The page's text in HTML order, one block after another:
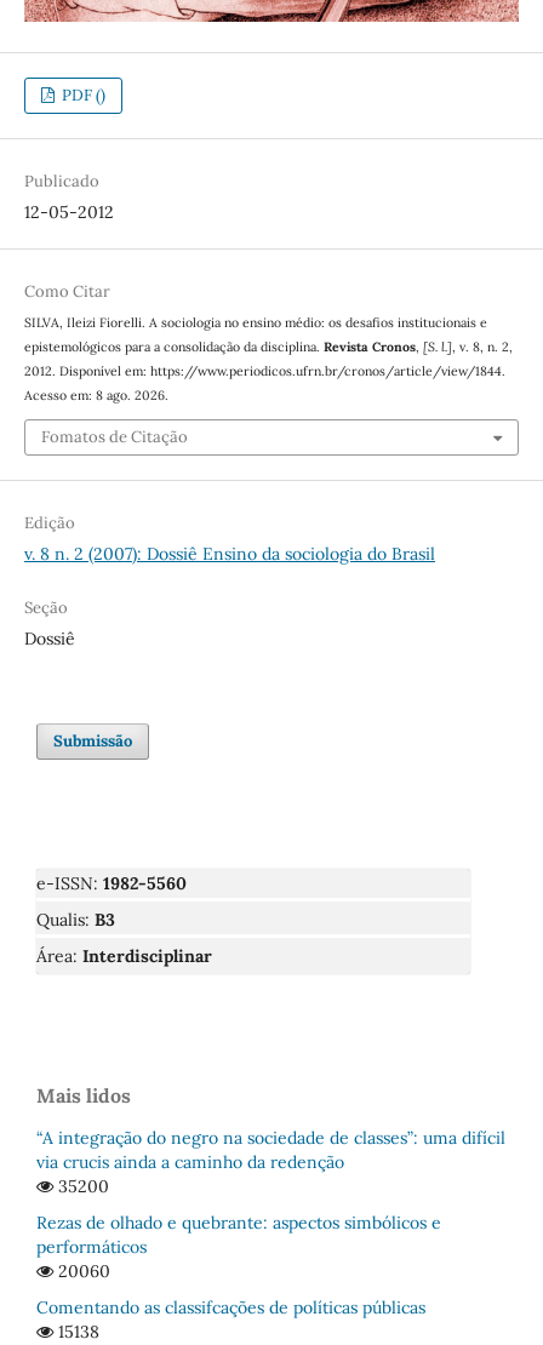
PDF ()
Publicado
12-05-2012
Como Citar
SILVA, Ileizi Fiorelli. A sociologia no ensino médio: os desafios institucionais e
epistemológicos para a consolidação da disciplina. Revista Cronos, [S. l.], v. 8, n. 2,
2012. Disponível em: https://www.periodicos.ufrn.br/cronos/article/view/1844.
Acesso em: 8 ago. 2026.
Fomatos de Citação
Edição
v. 8 n. 2 (2007): Dossiê Ensino da sociologia do Brasil
Seção
Dossiê
Submissão
e-ISSN: 1982-5560
Qualis: B3
Área: Interdisciplinar
Mais lidos
“A integração do negro na sociedade de classes”: uma difícil
via crucis ainda a caminho da redenção
35200
Rezas de olhado e quebrante: aspectos simbólicos e
performáticos
20060
Comentando as classifcações de políticas públicas
15138